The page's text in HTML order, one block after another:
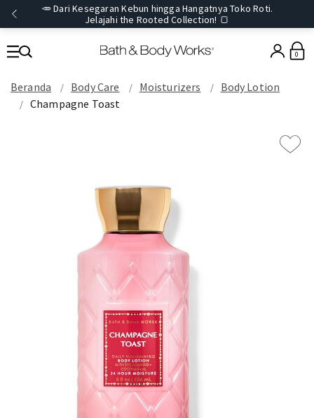
🥕 Dari Kesegaran Kebun hingga Hangatnya Toko Roti.
Jelajahi the Rooted Collection! 🍞
0
Beranda Body Care Moisturizers
Body Lotion
Champagne Toast